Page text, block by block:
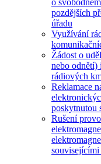
pozdějších
úřadu
Využívání
Žádost o
nebo
rádiových
Reklamace
poskytnutou
Rušení
souvisejícími